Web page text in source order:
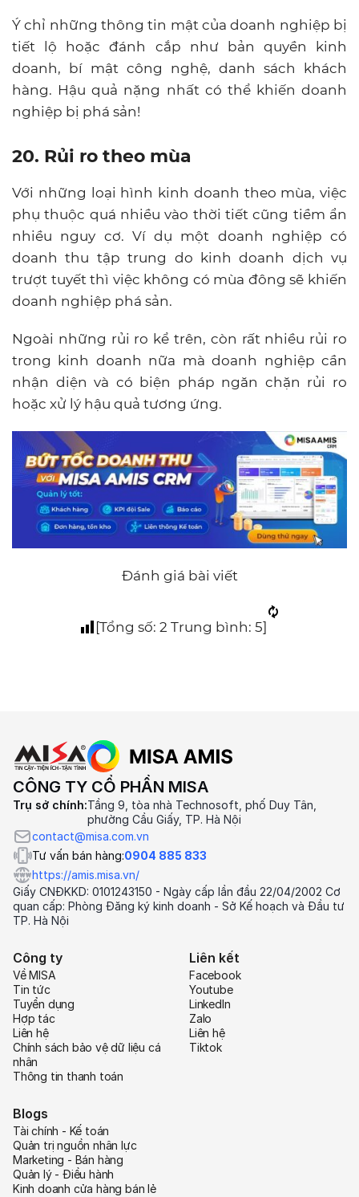
Ý chỉ những thông tin mật của doanh nghiệp bị
tiết lộ hoặc đánh cắp như bản quyền kinh
doanh, bí mật công nghệ, danh sách khách
hàng. Hậu quả nặng nhất có thể khiến doanh
nghiệp bị phá sản!
20. Rủi ro theo mùa
Với những loại hình kinh doanh theo mùa, việc
phụ thuộc quá nhiều vào thời tiết cũng tiềm ẩn
nhiều nguy cơ. Ví dụ một doanh nghiệp có
doanh thu tập trung do kinh doanh dịch vụ
trượt tuyết thì việc không có mùa đông sẽ khiến
doanh nghiệp phá sản.
Ngoài những rủi ro kể trên, còn rất nhiều rủi ro
trong kinh doanh nữa mà doanh nghiệp cần
nhận diện và có biện pháp ngăn chặn rủi ro
hoặc xử lý hậu quả tương ứng.
Đánh giá bài viết
[Tổng số: 2 Trung bình: 5]
CÔNG TY CỔ PHẦN MISA
Trụ sở chính:Tầng 9, tòa nhà Technosoft, phố Duy Tân,
phường Cầu Giấy, TP. Hà Nội
contact@misa.com.vn
Tư vấn bán hàng:0904 885 833
https://amis.misa.vn/
Giấy CNĐKKD: 0101243150 - Ngày cấp lần đầu 22/04/2002 Cơ
quan cấp: Phòng Đăng ký kinh doanh - Sở Kế hoạch và Đầu tư
TP. Hà Nội
Công ty
Về MISA
Tin tức
Tuyển dụng
Hợp tác
Liên hệ
Chính sách bảo vệ dữ liệu cá
nhân
Thông tin thanh toán
Liên kết
Facebook
Youtube
LinkedIn
Zalo
Liên hệ
Tiktok
Blogs
Tài chính - Kế toán
Quản trị nguồn nhân lực
Marketing - Bán hàng
Quản lý - Điều hành
Kinh doanh cửa hàng bán lẻ